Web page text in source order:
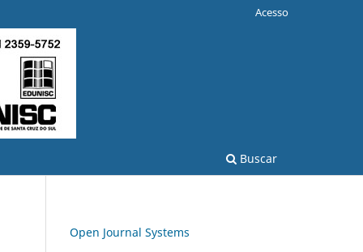
Buscar
Acesso
Open Journal Systems